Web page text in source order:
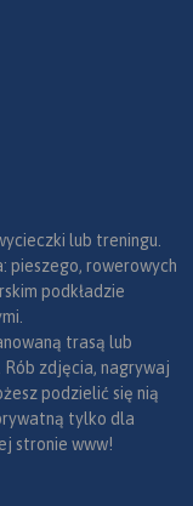
lub treningu.
pieszego, rowerowych
podkładzie
trasą lub
zdjęcia, nagrywaj
podzielić się nią
tylko dla
stronie www!